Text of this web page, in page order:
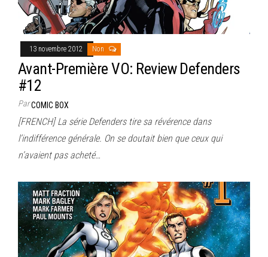
13 novembre 2012 Non
Avant-Première VO: Review Defenders
#12
ParCOMIC BOX
[FRENCH] La série Defenders tire sa révérence dans
l’indifférence générale. On se doutait bien que ceux qui
n’avaient pas acheté…